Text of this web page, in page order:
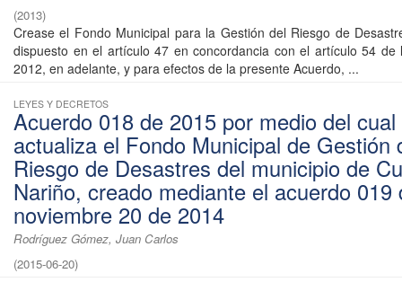
(2013)
Crease el Fondo Municipal para la Gestión del Riesgo de
dispuesto en el artículo 47 en concordancia con el artículo 54 de
2012, en adelante, y para efectos de la presente Acuerdo, ...
LEYES Y DECRETOS
Acuerdo 018 de 2015 por medio del
actualiza el Fondo Municipal de Gestión
Riesgo de Desastres del municipio de
Nariño, creado mediante el acuerdo 019
noviembre 20 de 2014
Rodríguez Gómez, Juan Carlos
(2015-06-20)